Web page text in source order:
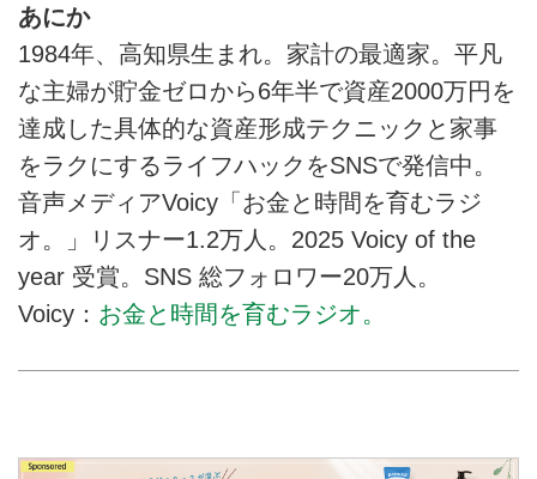
あにか
1984年、高知県生まれ。家計の最適家。平凡
な主婦が貯金ゼロから6年半で資産2000万円を
達成した具体的な資産形成テクニックと家事
をラクにするライフハックをSNSで発信中。
音声メディアVoicy「お金と時間を育むラジ
オ。」リスナー1.2万人。2025 Voicy of the
year 受賞。SNS 総フォロワー20万人。
Voicy： お金と時間を育むラジオ。